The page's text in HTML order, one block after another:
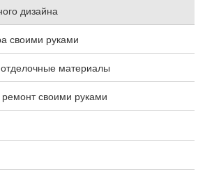
дизайна
своими руками
материалы
ремонт своими руками